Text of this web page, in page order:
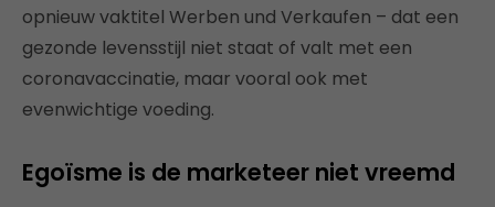
opnieuw vaktitel Werben und Verkaufen – dat een
gezonde levensstijl niet staat of valt met een
coronavaccinatie, maar vooral ook met
evenwichtige voeding.
Egoïsme is de marketeer niet vreemd